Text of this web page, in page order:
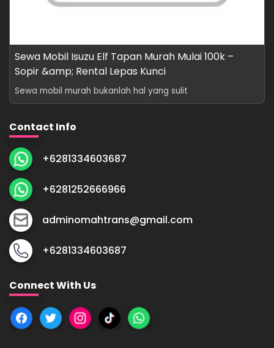
Sewa Mobil Isuzu Elf Tapan Murah Mulai 100k –
Sopir &amp; Rental Lepas Kunci
Sewa mobil murah bukanlah hal yang sulit
Contact Info
+6281334603687
+6281252666966
adminomahtrans@gmail.com
+6281334603687
Connect With Us